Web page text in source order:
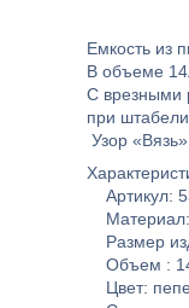
Емкость из
В объеме
С врезными
при
Узор
Артикул:
Материал:
Размер
Объем :
Цвет: